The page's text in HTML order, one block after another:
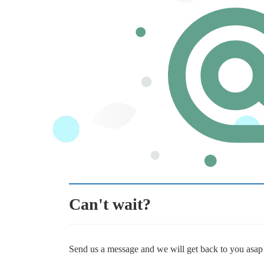
Can't wait?
Send us a message and we will get back to you